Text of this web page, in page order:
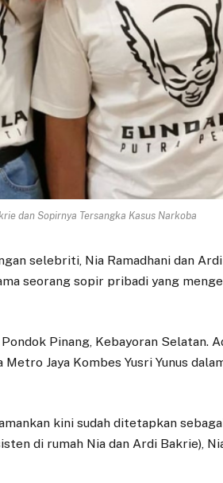
dan Sopirnya Tersangka Kasus Narkoba
selebriti, Nia Ramadhani dan
seorang sopir pribadi yang
Pinang, Kebayoran Selatan.
Jaya Kombes Yusri Yunus
kini sudah ditetapkan
di rumah Nia dan Ardi Bakrie),